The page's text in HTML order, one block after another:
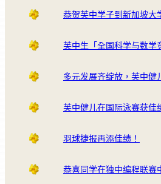
恭贺芙中学子到新加坡大
芙中生「全国科学与数学
多元发展齐绽放，芙中健
芙中健儿在国际泳赛获佳
羽球捷报再添佳绩！
恭喜同学在独中编程联赛